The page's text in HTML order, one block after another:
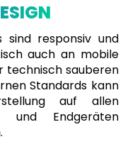
sind responsiv und
auch an mobile
technisch sauberen
Standards kann
auf allen
und Endgeräten